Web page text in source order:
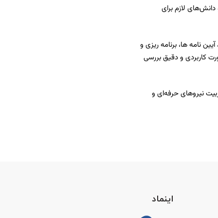
لازم برای
نامه ها، برنامه ریزی و
کاربردی و دقیق بررسی
نیروهای حرفه‌ای و
اینماد